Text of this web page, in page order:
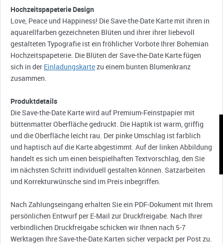
Hochzeitspapeterie Design
Love, Peace und Happiness! Die Save-the-Date Karte mit ihren in
aquarellfarben gezeichneten Blüten und ihrer ihrer liebevoll
gestalteten Typografie ist ein fröhlicher Vorbote Ihrer Bohemian
Hochzeitspapeterie. Die Blüten der Save-the-Date Karte fügen
sich in der Einladungskartezu einem bunten Blumenkranz
zusammen.
Produktdetails
Die Save-the-Date Karte wird auf Premium-Feinstpapier mit
büttenmatter Oberfläche gedruckt. Die Haptik ist warm, griffig
und die Oberfläche leicht rau. Der pinke Umschlag ist farblich
und haptisch auf die Karte abgestimmt. Auf der linken Abbildung
handelt es sich um einen beispielhaften Textvorschlag, den Sie
im nächsten Schritt individuell gestalten können. Satzarbeiten
und Korrekturwünsche sind im Preis inbegriffen.
Nach Zahlungseingang erhalten Sie ein PDF-Dokument mit Ihrem
persönlichen Entwurf per E-Mail zur Druckfreigabe. Nach Ihrer
verbindlichen Druckfreigabe schicken wir Ihnen nach 5-7
Werktagen Ihre Save-the-Date Karten sicher verpackt per Post zu.